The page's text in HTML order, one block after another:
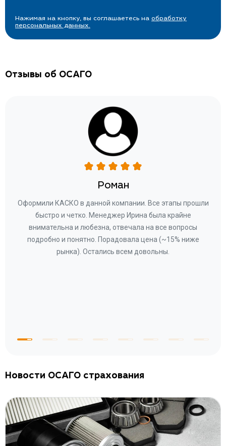
Нажимая на кнопку, вы соглашаетесь на обработку
персональных данных.
Отзывы об ОСАГО
Роман
Оформили КАСКО в данной компании. Все этапы прошли
быстро и четко. Менеджер Ирина была крайне
внимательна и любезна, отвечала на все вопросы
подробно и понятно. Порадовала цена (~15% ниже
рынка). Остались всем довольны.
Новости ОСАГО страхования